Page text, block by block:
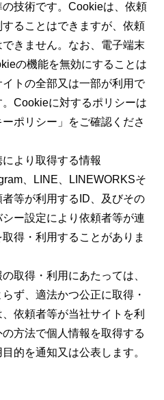
技術です。Cookieは、依頼
ることはできますが、依頼
きません。なお、電子端末
の機能を無効にすることは
トの全部又は一部が利用で
Cookieに対するポリシーは
ーポリシー 」をご確認くださ
より取得する情報
、LINE、LINEWORKSそ
等が利用するID、及びその
ー設定により依頼者等が連
得・利用することがありま
取得・利用にあたっては、
ず、適法かつ公正に取得・
依頼者等が当社サイトを利
方法で個人情報を取得する
的を通知又は公表します。